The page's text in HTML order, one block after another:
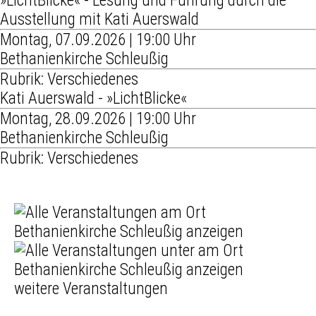
Ausstellung mit Kati Auerswald
Montag, 07.09.2026 | 19:00 Uhr
Bethanienkirche Schleußig
Rubrik: Verschiedenes
Kati Auerswald - »LichtBlicke«
Montag, 28.09.2026 | 19:00 Uhr
Bethanienkirche Schleußig
Rubrik: Verschiedenes
weitere Veranstaltungen